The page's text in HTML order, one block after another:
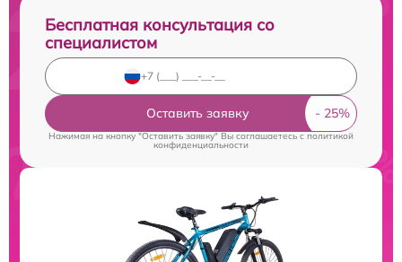
Бесплатная консультация со
специалистом
Оставить заявку
Нажимая на кнопку "Оставить заявку" Вы соглашаетесь cполитикой
конфиденциальности